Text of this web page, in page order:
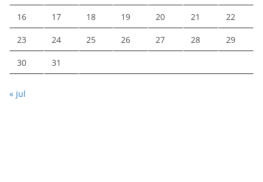
16 17 18 19 20 21 22
23 24 25 26 27 28 29
30 31
« jul